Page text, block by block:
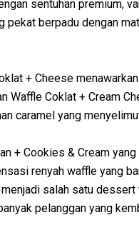
sentuhan premium,
pekat berpadu dengan
+ Cheese
Waffle Coklat + Cream
caramel yang
+ Cookies & Cream
renyah waffle yang
salah satu
pelanggan yang